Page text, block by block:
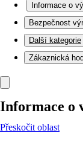
Informace o
Bezpečnost
Další kategorie
Zákaznická
Informace o
Přeskočit oblast